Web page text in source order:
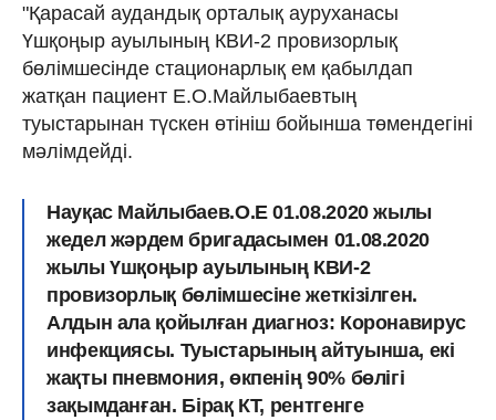
"Қарасай аудандық орталық ауруханасы
Үшқоңыр ауылының КВИ-2 провизорлық
бөлімшесінде стационарлық ем қабылдап
жатқан пациент Е.О.Майлыбаевтың
туыстарынан түскен өтініш бойынша төмендегіні
мәлімдейді.
Науқас Майлыбаев.О.Е 01.08.2020 жылы
жедел жәрдем бригадасымен 01.08.2020
жылы Үшқоңыр ауылының КВИ-2
провизорлық бөлімшесіне жеткізілген.
Алдын ала қойылған диагноз: Коронавирус
инфекциясы. Туыстарының айтуынша, екі
жақты пневмония, өкпенің 90% бөлігі
зақымданған. Бірақ КТ, рентгенге